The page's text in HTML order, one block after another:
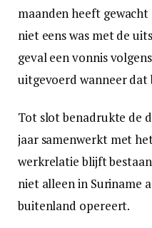
maanden heeft
niet eens was met de
geval een vonnis
uitgevoerd wanneer dat
Tot slot benadrukte de
jaar samenwerkt met
werkrelatie blijft
niet alleen in Suriname
buitenland opereert.